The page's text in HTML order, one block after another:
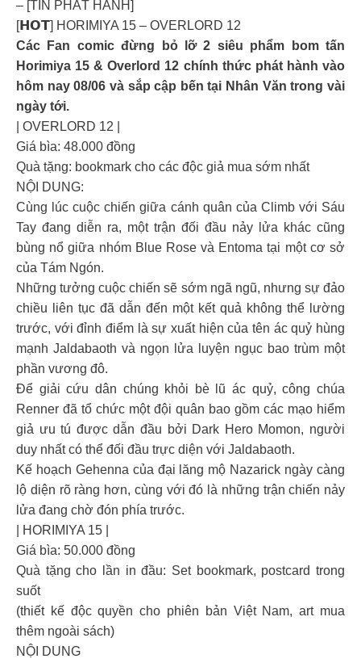
– [TIN PHÁT HÀNH]
[𝗛𝗢𝗧] HORIMIYA 15 – OVERLORD 12
Các Fan comic đừng bỏ lỡ 2 siêu phẩm bom tấn
Horimiya 15 & Overlord 12 chính thức phát hành vào
hôm nay 08/06 và sắp cập bến tại Nhân Văn trong vài
ngày tới.
| OVERLORD 12 |
Giá bìa: 48.000 đồng
Quà tặng: bookmark cho các độc giả mua sớm nhất
NỘI DUNG:
Cùng lúc cuộc chiến giữa cánh quân của Climb với Sáu
Tay đang diễn ra, một trận đối đầu nảy lửa khác cũng
bùng nổ giữa nhóm Blue Rose và Entoma tại một cơ sở
của Tám Ngón.
Những tưởng cuộc chiến sẽ sớm ngã ngũ, nhưng sự đảo
chiều liên tục đã dẫn đến một kết quả không thể lường
trước, với đỉnh điểm là sự xuất hiện của tên ác quỷ hùng
mạnh Jaldabaoth và ngọn lửa luyện ngục bao trùm một
phần vương đô.
Để giải cứu dân chúng khỏi bè lũ ác quỷ, công chúa
Renner đã tổ chức một đội quân bao gồm các mạo hiểm
giả ưu tú được dẫn đầu bởi Dark Hero Momon, người
duy nhất có thể đối đầu trực diện với Jaldabaoth.
Kế hoạch Gehenna của đại lăng mộ Nazarick ngày càng
lộ diện rõ ràng hơn, cùng với đó là những trận chiến nảy
lửa đang chờ đón phía trước.
| HORIMIYA 15 |
Giá bìa: 50.000 đồng
Quà tặng cho lần in đầu: Set bookmark, postcard trong
suốt
(thiết kế độc quyền cho phiên bản Việt Nam, art mua
thêm ngoài sách)
NỘI DUNG